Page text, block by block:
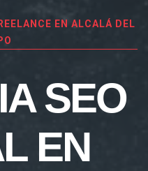
EN ALCALÁ DEL
SEO
EN